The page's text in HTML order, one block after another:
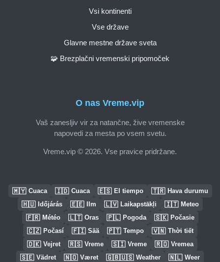
O nas Vreme.vip
Vaš zanesljiv vir za natančne, žive vremenske
napovedi za mesta po vsem svetu.
Vreme.vip © 2026. Vse pravice pridržane.
Vsi kontinenti
Vse države
Glavne mestne države sveta
🧩 Brezplačni vremenski pripomoček
🇲🇾 Cuaca 🇮🇩 Cuaca 🇪🇸 El tiempo 🇹🇷 Hava durumu
🇭🇺 Időjárás 🇪🇪 Ilm 🇱🇻 Laikapstākļi 🇮🇹 Meteo
🇫🇷 Météo 🇱🇹 Oras 🇵🇱 Pogoda 🇸🇰 Počasie
🇨🇿 Počasí 🇫🇮 Sää 🇵🇹 Tempo 🇻🇳 Thời tiết
🇩🇰 Vejret 🇷🇸 Vreme 🇸🇮 Vreme 🇷🇴 Vremea
🇸🇪 Vädret 🇳🇴 Været 🇬🇧🇺🇸 Weather 🇳🇱 Weer